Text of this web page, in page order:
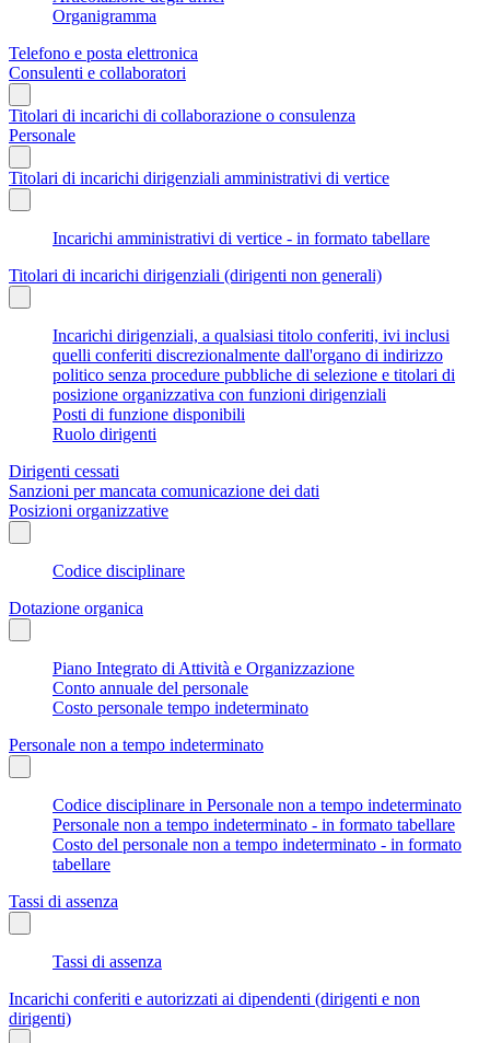
Organigramma
Telefono e posta elettronica
Consulenti e collaboratori
Titolari di incarichi di collaborazione o consulenza
Personale
Titolari di incarichi dirigenziali amministrativi di vertice
Incarichi amministrativi di vertice - in formato tabellare
Titolari di incarichi dirigenziali (dirigenti non generali)
Incarichi dirigenziali, a qualsiasi titolo conferiti, ivi inclusi
quelli conferiti discrezionalmente dall'organo di indirizzo
politico senza procedure pubbliche di selezione e titolari di
posizione organizzativa con funzioni dirigenziali
Posti di funzione disponibili
Ruolo dirigenti
Dirigenti cessati
Sanzioni per mancata comunicazione dei dati
Posizioni organizzative
Codice disciplinare
Dotazione organica
Piano Integrato di Attività e Organizzazione
Conto annuale del personale
Costo personale tempo indeterminato
Personale non a tempo indeterminato
Codice disciplinare in Personale non a tempo indeterminato
Personale non a tempo indeterminato - in formato tabellare
Costo del personale non a tempo indeterminato - in formato
tabellare
Tassi di assenza
Tassi di assenza
Incarichi conferiti e autorizzati ai dipendenti (dirigenti e non
dirigenti)